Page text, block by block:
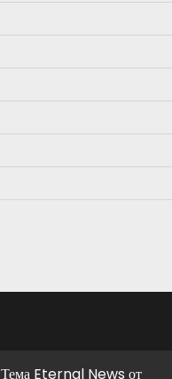
Тема Eternal News от